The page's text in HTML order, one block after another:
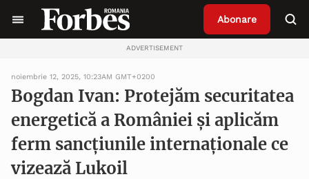
Abonare
ADVERTISEMENT
noiembrie 12, 2025, 10:23AM GMT+0200
Bogdan Ivan: Protejăm securitatea
energetică a României şi aplicăm
ferm sancţiunile internaţionale ce
vizează Lukoil